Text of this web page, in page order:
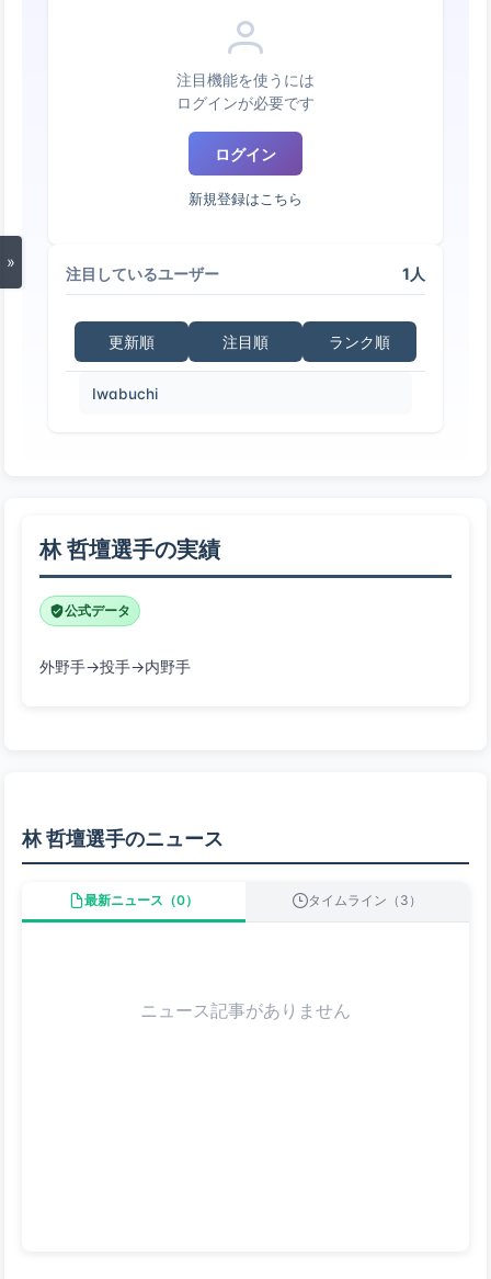
»
注目機能を使うには
ログインが必要です
ログイン
新規登録はこちら
注目しているユーザー 1人
更新順 注目順 ランク順
Iwabuchi
林 哲壇選手の実績
公式データ
外野手→投手→内野手
林 哲壇選手のニュース
最新ニュース（0） タイムライン（3）
ニュース記事がありません